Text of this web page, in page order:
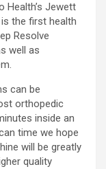
Health’s Jewett
the first health
Resolve
well as
can be
orthopedic
inside an
time we hope
will be greatly
quality